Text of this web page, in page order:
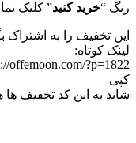
رنگ “خرید کنید” کلیک
این تخفیف را به اشتراک
لینک کوتاه:
offemoon.com/?p=1822
کپی
شاید به این کد تخفیف ها